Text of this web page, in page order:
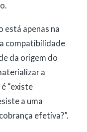
está apenas na
compatibilidade
da origem do
a
“existe
a uma
efetiva?”.